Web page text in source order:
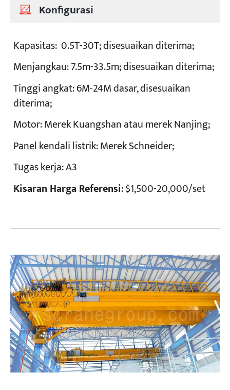
Konfigurasi
Kapasitas: 0.5T-30T; disesuaikan diterima;
Menjangkau:7.5m-33.5m; disesuaikan diterima;
Tinggi angkat:6M-24M dasar, disesuaikan
diterima;
Motor:Merek Kuangshan atau merek Nanjing;
Panel kendali listrik:Merek Schneider;
Tugas kerja: A3
Kisaran Harga Referensi: $1,500-20,000/set